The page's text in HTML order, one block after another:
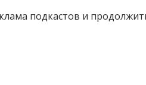
подкастов и